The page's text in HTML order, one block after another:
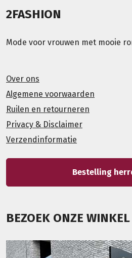
2FASHION
Mode voor vrouwen met mooie
Over ons
Algemene voorwaarden
Ruilen en retourneren
Privacy & Disclaimer
Verzendinformatie
Bestelling
BEZOEK ONZE WINKEL